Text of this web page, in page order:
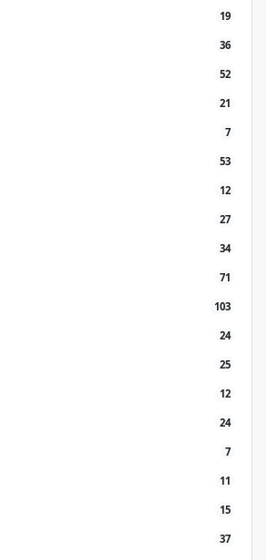
19
36
52
21
7
53
12
27
34
71
103
24
25
12
24
7
11
15
37